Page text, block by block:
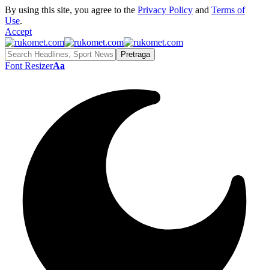
By using this site, you agree to the Privacy Policy and Terms of
Use.
Accept
Font ResizerAa